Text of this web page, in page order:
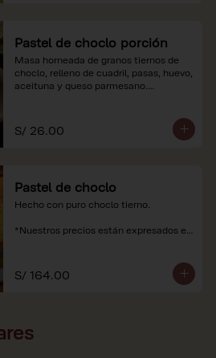
Pastel de choclo porción
Masa horneada de granos tiernos de
choclo, relleno de cuadril, pasas, huevo,
aceituna y queso parmesano.
soles e incluyen impuestos de ley y
recargo al consumo.
S/ 26.00
Pastel de choclo
Hecho con puro choclo tierno.
*Nuestros precios están expresados en
S/ 164.00